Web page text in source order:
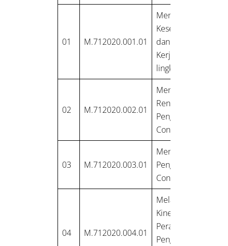
01 M.712020.001.01
Menerapkan
Keselamatan
dan Kesehatan
Kerja serta
lingkungan (K3L)
02 M.712020.002.01
Menyusun
Rencana
Pengambilan
Contoh Uji Air
03 M.712020.003.01
Mempersiapkan
Pengambilan
Contoh Uji Air
04 M.712020.004.01
Melakukan Uji
Kinerja
Peralatan
Pengukuran